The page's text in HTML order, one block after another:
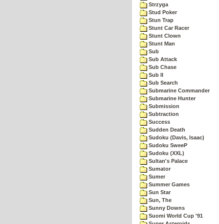
Strzyga
Stud Poker
Stun Trap
Stunt Car Racer
Stunt Clown
Stunt Man
Sub
Sub Attack
Sub Chase
Sub II
Sub Search
Submarine Commander
Submarine Hunter
Submission
Subtraction
Success
Sudden Death
Sudoku (Davis, Isaac)
Sudoku SweeP
Sudoku (XXL)
Sultan's Palace
Sumator
Sumer
Summer Games
Sun Star
Sun, The
Sunny Downs
Suomi World Cup '91